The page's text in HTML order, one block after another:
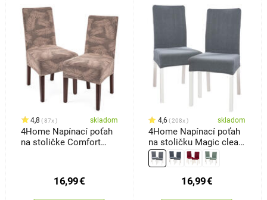
4,8 87x skladom
4Home Napínací poťah
na stoličke Comfort
16,99€
4,6 208x skladom
4Home Napínací poťah
na stoličku Magic clean
svetlosivá, 45 - 50 cm,
súprava 2 ks
16,99€